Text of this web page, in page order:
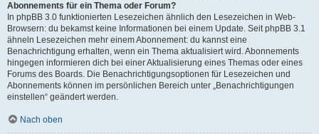
Abonnements für ein Thema oder Forum?
In phpBB 3.0 funktionierten Lesezeichen ähnlich den Lesezeichen in Web-
Browsern: du bekamst keine Informationen bei einem Update. Seit phpBB 3.1
ähneln Lesezeichen mehr einem Abonnement: du kannst eine
Benachrichtigung erhalten, wenn ein Thema aktualisiert wird. Abonnements
hingegen informieren dich bei einer Aktualisierung eines Themas oder eines
Forums des Boards. Die Benachrichtigungsoptionen für Lesezeichen und
Abonnements können im persönlichen Bereich unter „Benachrichtigungen
einstellen“ geändert werden.
Nach oben